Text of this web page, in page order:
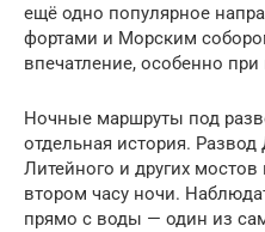
ещё одно популярное
фортами и Морским
впечатление, особенно
Ночные маршруты под
отдельная история.
Литейного и других
втором часу ночи.
прямо с воды — один из